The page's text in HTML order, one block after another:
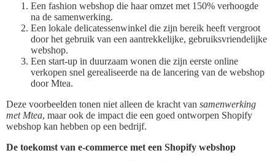
Een fashion webshop die haar omzet met 150% verhoogde
na de samenwerking.
Een lokale delicatessenwinkel die zijn bereik heeft vergroot
door het gebruik van een aantrekkelijke, gebruiksvriendelijke
webshop.
Een start-up in duurzaam wonen die zijn eerste online
verkopen snel gerealiseerde na de lancering van de webshop
door Mtea.
Deze voorbeelden tonen niet alleen de kracht van samenwerking
met Mtea, maar ook de impact die een goed ontworpen Shopify
webshop kan hebben op een bedrijf.
De toekomst van e-commerce met een Shopify webshop